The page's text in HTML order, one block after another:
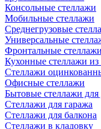
Консольные стеллажи
Мобильные стеллажи
Среднегрузовые
Универсальные
Фронтальные стеллажи
Кухонные стеллажи
Стеллажи
Офисные стеллажи
Бытовые стеллажи для
Стеллажи для гаража
Стеллажи для балкона
Стеллажи в кладовку